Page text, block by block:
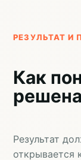
РЕЗУЛЬТАТ И
Как
решена
Результат
открывается